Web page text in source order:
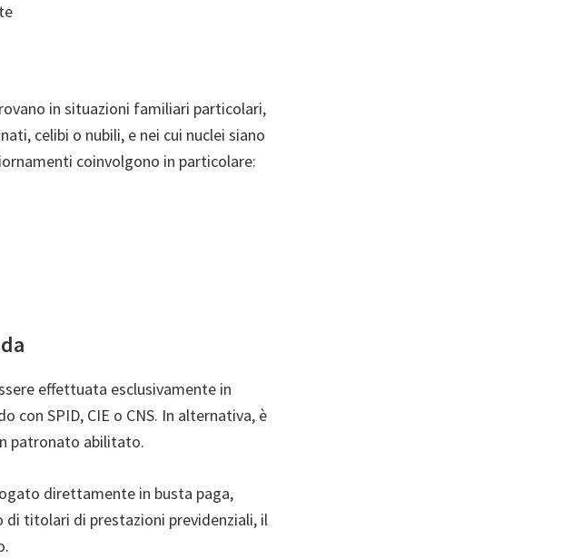
in situazioni familiari particolari,
celibi o nubili, e nei cui nuclei siano
coinvolgono in particolare:
effettuata esclusivamente in
con SPID, CIE o CNS. In alternativa, è
patronato abilitato.
direttamente in busta paga,
di titolari di prestazioni previdenziali, il